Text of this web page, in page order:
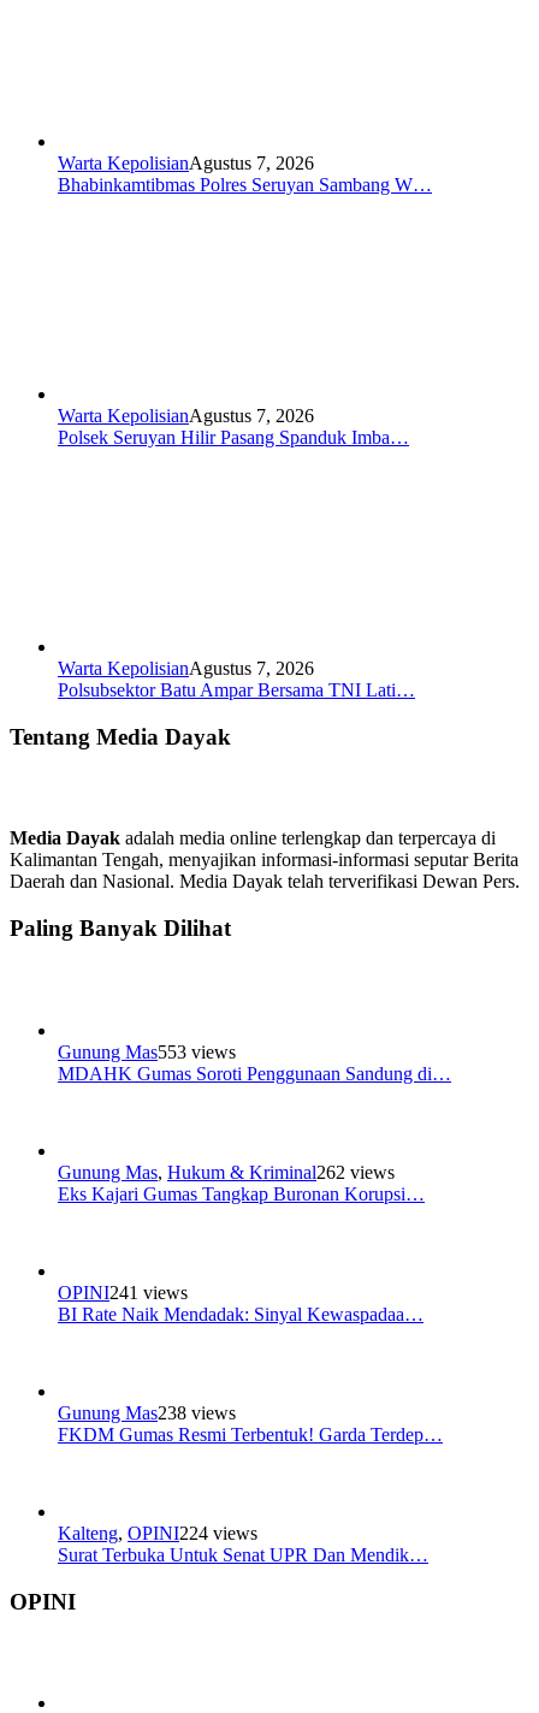
Warta KepolisianAgustus 7, 2026
Bhabinkamtibmas Polres Seruyan Sambang W…
Warta KepolisianAgustus 7, 2026
Polsek Seruyan Hilir Pasang Spanduk Imba…
Warta KepolisianAgustus 7, 2026
Polsubsektor Batu Ampar Bersama TNI Lati…
Tentang Media Dayak
Media Dayak adalah media online terlengkap dan terpercaya di
Kalimantan Tengah, menyajikan informasi-informasi seputar Berita
Daerah dan Nasional. Media Dayak telah terverifikasi Dewan Pers.
Paling Banyak Dilihat
Gunung Mas553 views
MDAHK Gumas Soroti Penggunaan Sandung di…
Gunung Mas, Hukum & Kriminal262 views
Eks Kajari Gumas Tangkap Buronan Korupsi…
OPINI241 views
BI Rate Naik Mendadak: Sinyal Kewaspadaa…
Gunung Mas238 views
FKDM Gumas Resmi Terbentuk! Garda Terdep…
Kalteng, OPINI224 views
Surat Terbuka Untuk Senat UPR Dan Mendik…
OPINI